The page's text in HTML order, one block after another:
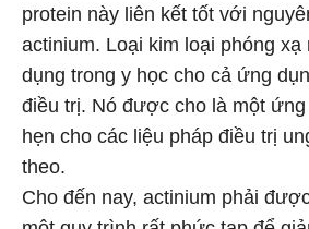
protein này liên kết tốt với
actinium. Loại kim loại phóng
dụng trong y học cho cả ứng
điều trị. Nó được cho là một
hẹn cho các liệu pháp điều trị
theo.
Cho đến nay, actinium phải